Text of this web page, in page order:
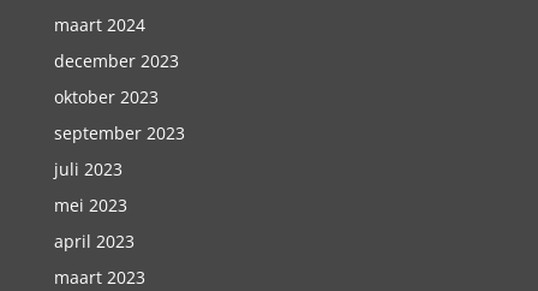
maart 2024
december 2023
oktober 2023
september 2023
juli 2023
mei 2023
april 2023
maart 2023